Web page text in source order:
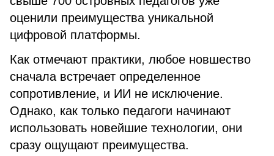
оценили преимущества уникальной
цифровой платформы.
Как отмечают практики, любое новшество
сначала встречает определенное
сопротивление, и ИИ не исключение.
Однако, как только педагоги начинают
использовать новейшие технологии, они
сразу ощущают преимущества.